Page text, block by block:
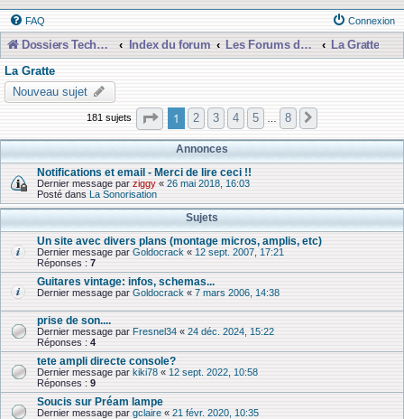
FAQ Connexion
Dossiers Techniques Index du forum Les Forums de Discussions
La Gratte
La Gratte
Nouveau sujet
181 sujets Page 1sur
1 2 3 4 5 8
Annonces
Notifications et email - Merci de lire ceci !!
Dernier message par ziggy « 26 mai 2018, 16:03
Posté dans La Sonorisation
Sujets
Un site avec divers plans (montage micros, amplis, etc)
Dernier message par Goldocrack « 12 sept. 2007, 17:21
Réponses : 7
Guitares vintage: infos, schemas...
Dernier message par Goldocrack « 7 mars 2006, 14:38
prise de son....
Dernier message par Fresnel34 « 24 déc. 2024, 15:22
Réponses : 4
tete ampli directe console?
Dernier message par kiki78 « 12 sept. 2022, 10:58
Réponses : 9
Soucis sur Préam lampe
Dernier message par gclaire « 21 févr. 2020, 10:35